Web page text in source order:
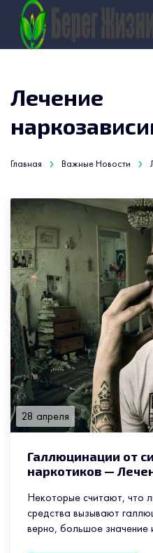
Лечение
Главная Важные Новости
28 апреля
Галлюцинации от
наркотиков —
Некоторые считают, что
средства вызывают
верно, большое значение